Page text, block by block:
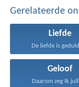
Gerelateerde
Liefde
De liefde is
Geloof
Daarom zeg Ik